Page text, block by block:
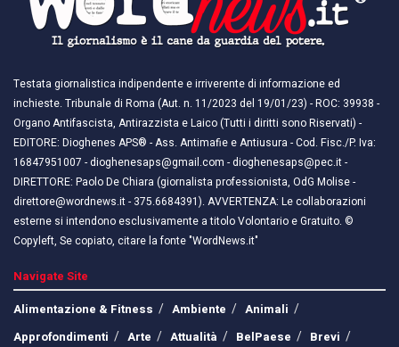
Testata giornalistica indipendente e irriverente di informazione ed
inchieste. Tribunale di Roma (Aut. n. 11/2023 del 19/01/23) - ROC: 39938 -
Organo Antifascista, Antirazzista e Laico (Tutti i diritti sono Riservati) -
EDITORE: Dioghenes APS® - Ass. Antimafie e Antiusura - Cod. Fisc./P. Iva:
16847951007 - dioghenesaps@gmail.com - dioghenesaps@pec.it - ​​
DIRETTORE: Paolo De Chiara (giornalista professionista, OdG Molise -
direttore@wordnews.it - ​​375.6684391). AVVERTENZA: Le collaborazioni
esterne si intendono esclusivamente a titolo Volontario e Gratuito. ©
Copyleft, Se copiato, citare la fonte "WordNews.it"
Navigate Site
Alimentazione & Fitness
Ambiente
Animali
Approfondimenti
Arte Attualità BelPaese
Brevi